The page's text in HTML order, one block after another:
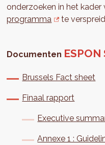
onderzoeken in het kader
programma
te
Documenten ESPON
Brussels Fact sheet
Finaal rapport
Executive
Annexe 1 :